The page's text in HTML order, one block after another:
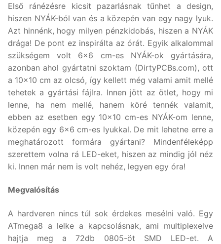
Első ránézésre kicsit pazarlásnak tűnhet a design,
hiszen NYÁK-ból van és a közepén van egy nagy lyuk.
Azt hinnénk, hogy milyen pénzkidobás, hiszen a NYÁK
drága! De pont ez inspirálta az órát. Egyik alkalommal
szükségem volt 6×6 cm-es NYÁK-ok gyártására,
azonban ahol gyártatni szoktam (DirtyPCBs.com), ott
a 10×10 cm az olcsó, így kellett még valami amit mellé
tehetek a gyártási fájlra. Innen jött az ötlet, hogy mi
lenne, ha nem mellé, hanem köré tennék valamit,
ebben az esetben egy 10×10 cm-es NYÁK-om lenne,
közepén egy 6×6 cm-es lyukkal. De mit lehetne erre a
meghatározott formára gyártani? Mindenféleképp
szerettem volna rá LED-eket, hiszen az mindig jól néz
ki. Innen már nem is volt nehéz, legyen egy óra!
Megvalósítás
A hardveren nincs túl sok érdekes mesélni való. Egy
ATmega8 a lelke a kapcsolásnak, ami multiplexelve
hajtja meg a 72db 0805-öt SMD LED-et. A